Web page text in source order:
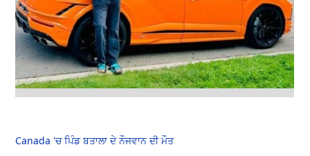
Canada 'ਚ ਪਿੰਡ ਬਤਾਲਾ ਦੇ ਨੌਜਵਾਨ ਦੀ ਮੌਤ